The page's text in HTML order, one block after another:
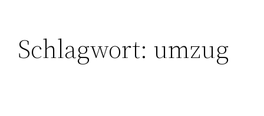
Schlagwort: umzug